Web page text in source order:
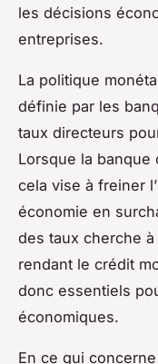
les décisions
entreprises.
La politique
définie par les
taux directeurs
Lorsque la banque
cela vise à freiner
économie en
des taux cherche
rendant le crédit
donc essentiels
économiques.
En ce qui